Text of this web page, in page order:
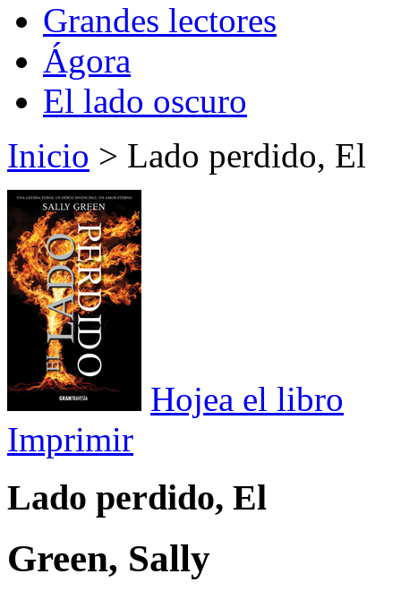
Grandes lectores
Ágora
El lado oscuro
Inicio > Lado perdido, El
Hojea el libro
Imprimir
Lado perdido, El
Green, Sally